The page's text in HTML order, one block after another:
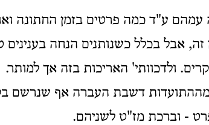
עמהם ע"ד כמה פרטים בזמן החתונה
זה, אבל בכלל כשנותנים הנחה בענינים
ולדכוותי' האריכות בזה אך למותר.
מההתועדות דשבת העברה אף שנרשם
- וברכת מז"ט לשניהם.